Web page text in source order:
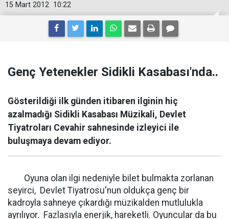
10:22
15 Mart 2012
Genç Yetenekler Sidikli Kasabası'nda..
Gösterildiği ilk günden itibaren ilginin hiç
azalmadığı Sidikli Kasabası Müzikali, Devlet
Tiyatroları Cevahir sahnesinde izleyici ile
buluşmaya devam ediyor.
Oyuna olan ilgi nedeniyle bilet bulmakta zorlanan
seyirci, Devlet Tiyatrosu'nun oldukça genç bir
kadroyla sahneye çıkardığı müzikalden mutlulukla
ayrılıyor. Fazlasıyla enerjik, hareketli. Oyuncular da bu